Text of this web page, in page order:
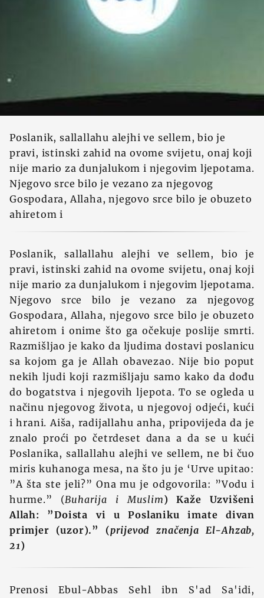
Poslanik, sallallahu alejhi ve sellem, bio je
pravi, istinski zahid na ovome svijetu, onaj koji
nije mario za dunjalukom i njegovim ljepotama.
Njegovo srce bilo je vezano za njegovog
Gospodara, Allaha, njegovo srce bilo je obuzeto
ahiretom i
Poslanik, sallallahu alejhi ve sellem, bio je
pravi, istinski zahid na ovome svijetu, onaj koji
nije mario za dunjalukom i njegovim ljepotama.
Njegovo srce bilo je vezano za njegovog
Gospodara, Allaha, njegovo srce bilo je obuzeto
ahiretom i onime što ga očekuje poslije smrti.
Razmišljao je kako da ljudima dostavi poslanicu
sa kojom ga je Allah obavezao. Nije bio poput
nekih ljudi koji razmišljaju samo kako da dođu
do bogatstva i njegovih ljepota. To se ogleda u
načinu njegovog života, u njegovoj odjeći, kući
i hrani. Aiša, radijallahu anha, pripovijeda da je
znalo proći po četrdeset dana a da se u kući
Poslanika, sallallahu alejhi ve sellem, ne bi čuo
miris kuhanoga mesa, na što ju je ‘Urve upitao:
”A šta ste jeli?” Ona mu je odgovorila: ”Vodu i
hurme.” (Buharija i Muslim) Kaže Uzvišeni
Allah: ”Doista vi u Poslaniku imate divan
primjer (uzor).”
(prijevod značenja El-Ahzab,
21)
Prenosi Ebul-Abbas Sehl ibn S'ad Sa'idi,